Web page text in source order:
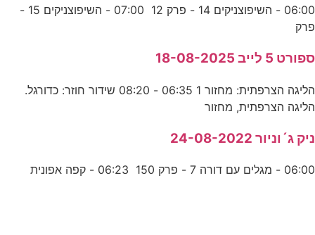
06:00 - השיפוצניקים 14 - פרק 12 07:00 - השיפוצניקים 15 -
פרק
ספורט 5 לייב 18-08-2025
הליגה הצרפתית: מחזור 1 06:35 - 08:20 שידור חוזר: כדורגל.
הליגה הצרפתית, מחזור
ניק ג´וניור 24-08-2022
06:00 - מגלים עם דורה 7 - פרק 150 06:23 - קפה אפונית